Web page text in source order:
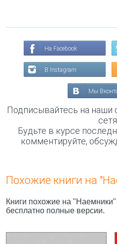
На Facebook
В Instagram
Мы
Подписывайтесь на наши
Будьте в курсе
комментируйте,
Похожие книги на
Книги похожие на "Наемники"
бесплатно полные версии.